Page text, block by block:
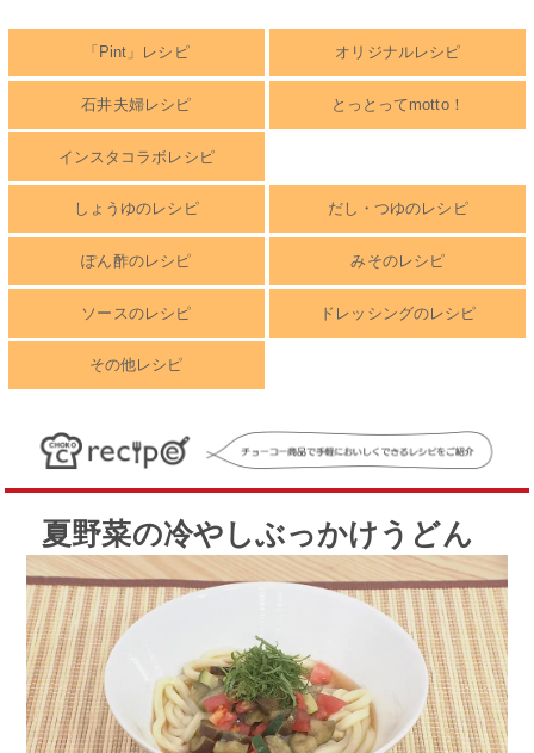
「Pint」レシピ オリジナルレシピ
石井夫婦レシピ とっとってmotto！
インスタコラボレシピ
しょうゆのレシピ だし・つゆのレシピ
ぽん酢のレシピ みそのレシピ
ソースのレシピ ドレッシングのレシピ
その他レシピ
夏野菜の冷やしぶっかけうどん